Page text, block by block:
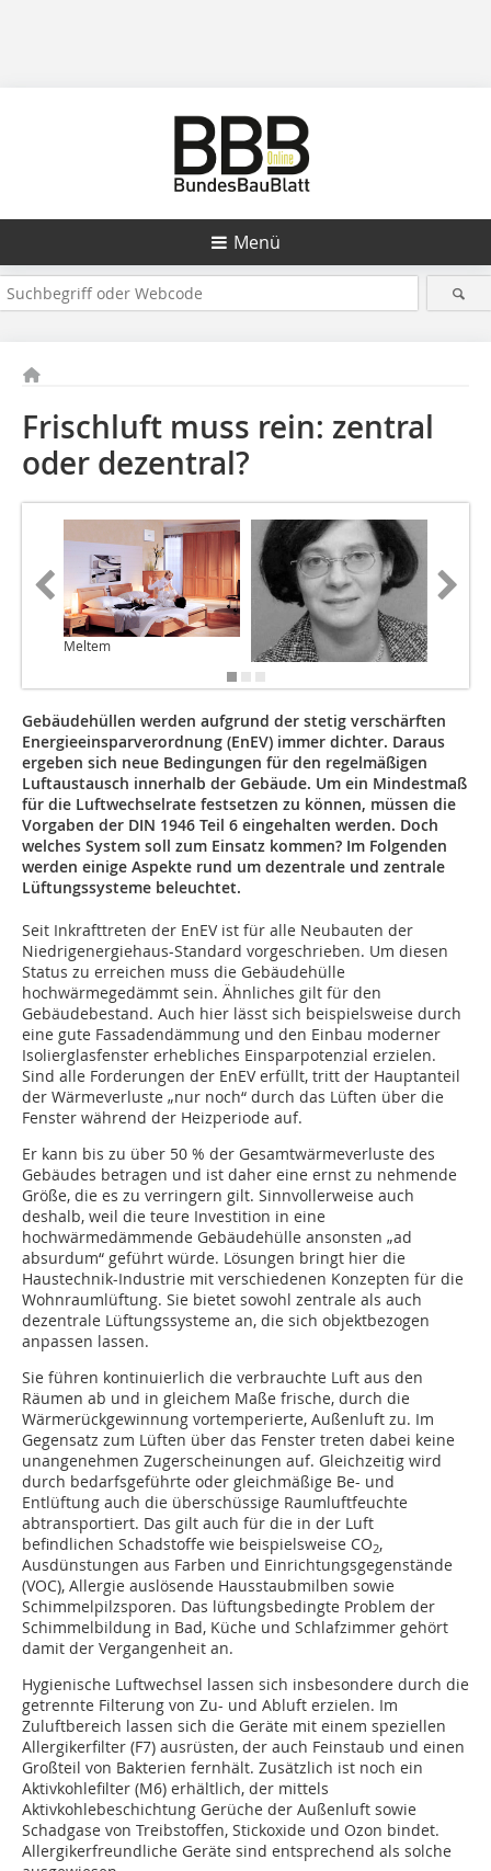
Menü
Frischluft muss rein: zentral
oder dezentral?
Meltem
Gebäudehüllen werden aufgrund der stetig verschärften
Energieeinsparverordnung (EnEV) immer dichter. Daraus
ergeben sich neue Bedingungen für den regelmäßigen
Luftaustausch innerhalb der Gebäude. Um ein Mindestmaß
für die Luftwechselrate festsetzen zu können, müssen die
Vorgaben der DIN 1946 Teil 6 eingehalten werden. Doch
welches System soll zum Einsatz kommen? Im Folgenden
werden einige Aspekte rund um dezentrale und zentrale
Lüftungssysteme beleuchtet.
Seit Inkrafttreten der EnEV ist für alle Neubauten der
Niedrigenergiehaus-Standard vorgeschrieben. Um diesen
Status zu erreichen muss die Gebäudehülle
hochwärmegedämmt sein. Ähnliches gilt für den
Gebäudebestand. Auch hier lässt sich beispielsweise durch
eine gute Fassadendämmung und den Einbau moderner
Isolierglasfenster erhebliches Einsparpotenzial erzielen.
Sind alle Forderungen der EnEV erfüllt, tritt der Hauptanteil
der Wärmeverluste „nur noch“ durch das Lüften über die
Fenster während der Heizperiode auf.
Er kann bis zu über 50 % der Gesamtwärmeverluste des
Gebäudes betragen und ist daher eine ernst zu nehmende
Größe, die es zu verringern gilt. Sinnvollerweise auch
deshalb, weil die teure Investition in eine
hochwärmedämmende Gebäudehülle ansonsten „ad
absurdum“ geführt würde. Lösungen bringt hier die
Haustechnik-Industrie mit verschiedenen Konzepten für die
Wohnraumlüftung. Sie bietet sowohl zentrale als auch
dezentrale Lüftungssysteme an, die sich objektbezogen
anpassen lassen.
Sie führen kontinuierlich die verbrauchte Luft aus den
Räumen ab und in gleichem Maße frische, durch die
Wärmerückgewinnung vortemperierte, Außenluft zu. Im
Gegensatz zum Lüften über das Fenster treten dabei keine
unangenehmen Zugerscheinungen auf. Gleichzeitig wird
durch bedarfsgeführte oder gleichmäßige Be- und
Entlüftung auch die überschüssige Raumluftfeuchte
abtransportiert. Das gilt auch für die in der Luft
befindlichen Schadstoffe wie beispielsweise CO2,
Ausdünstungen aus Farben und Einrichtungsgegenstände
(VOC), Allergie auslösende Hausstaubmilben sowie
Schimmelpilzsporen. Das lüftungsbedingte Problem der
Schimmelbildung in Bad, Küche und Schlafzimmer gehört
damit der Vergangenheit an.
Hygienische Luftwechsel lassen sich insbesondere durch die
getrennte Filterung von Zu- und Abluft erzielen. Im
Zuluftbereich lassen sich die Geräte mit einem speziellen
Allergikerfilter (F7) ausrüsten, der auch Feinstaub und einen
Großteil von Bakterien fernhält. Zusätzlich ist noch ein
Aktivkohlefilter (M6) erhältlich, der mittels
Aktivkohlebeschichtung Gerüche der Außenluft sowie
Schadgase von Treibstoffen, Stickoxide und Ozon bindet.
Allergikerfreundliche Geräte sind entsprechend als solche